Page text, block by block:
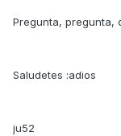
Pregunta, pregunta,
Saludetes :adios
ju52